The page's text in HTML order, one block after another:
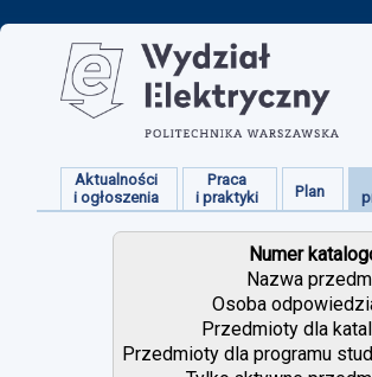
Aktualności
i ogłoszenia
Praca
i praktyki
Plan
Numer
Nazwa
Osoba
Przedmioty dla
Przedmioty dla programu